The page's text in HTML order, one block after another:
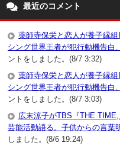
最近のコメント
薬師寺保栄と恋人が養子縁
シング世界王者が犯行動機告白
ントをしました。(8/7 3:32)
薬師寺保栄と恋人が養子縁
シング世界王者が犯行動機告白
ントをしました。(8/7 3:03)
広末涼子がTBS『THE
芸能活動語る。子供からの言葉
しました。(8/6 19:24)